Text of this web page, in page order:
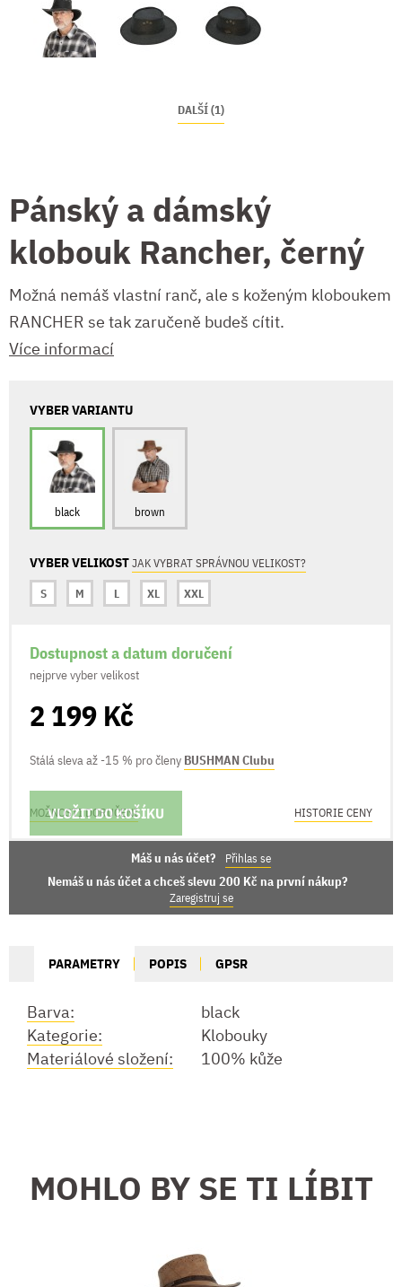
DALŠÍ (1)
Pánský a dámský
klobouk Rancher, černý
Možná nemáš vlastní ranč, ale s koženým kloboukem
RANCHER se tak zaručeně budeš cítit.
Více informací
VYBER VARIANTU
black brown
VYBER VELIKOSTJAK VYBRAT SPRÁVNOU VELIKOST?
S
M L XL XXL
Dostupnost a datum doručení
nejprve vyber velikost
2 199 Kč
Stálá sleva až -15 % pro členy BUSHMAN Clubu
VLOŽIT DO KOŠÍKU
MOŽNOSTI DORUČENÍ HISTORIE CENY
Máš u nás účet? Přihlas se
Nemáš u nás účet a chceš slevu 200 Kč na první nákup?
Zaregistruj se
PARAMETRY POPIS GPSR
Barva:
black
Kategorie:
Klobouky
Materiálové složení:
100% kůže
MOHLO BY SE TI LÍBIT